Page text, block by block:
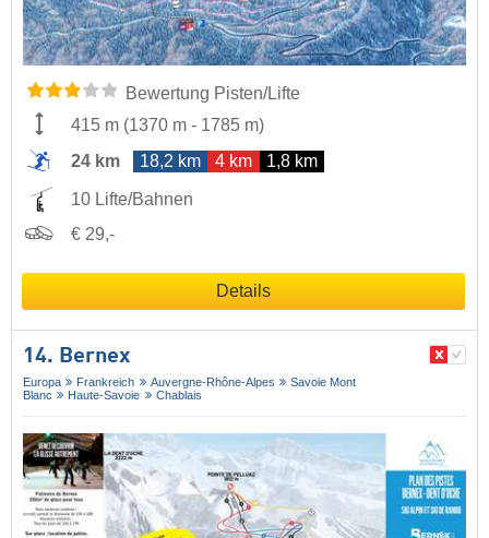
Bewertung Pisten/Lifte
415 m (1370 m - 1785 m)
24 km
18,2 km 4 km 1,8 km
10 Lifte/Bahnen
€ 29,-
Details
14. Bernex
Europa Frankreich Auvergne-Rhône-Alpes
Savoie Mont
Blanc
Haute-Savoie Chablais